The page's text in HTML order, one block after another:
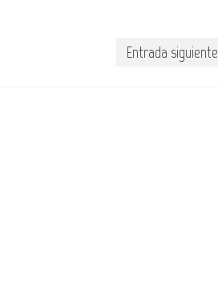
Entrada siguiente